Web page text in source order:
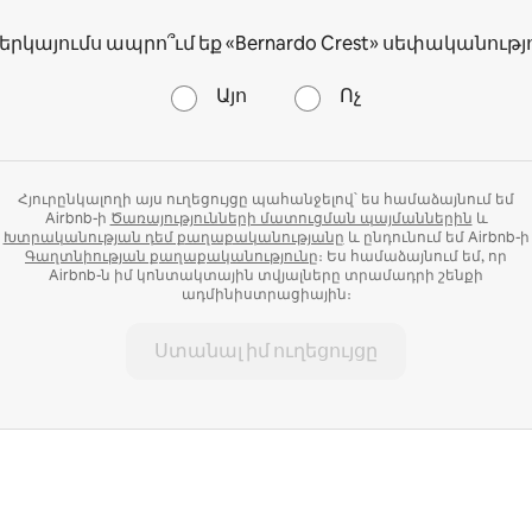
ապրո՞ւմ եք «Bernardo Crest»
Այո Ոչ
Հյուրընկալողի այս ուղեցույցը պահանջելով՝ ես համաձայնում եմ
Airbnb-ի Ծառայությունների մատուցման պայմաններին և
Խտրականության դեմ քաղաքականությանը և ընդունում եմ Airbnb-ի
Գաղտնիության քաղաքականությունը։ Ես համաձայնում եմ, որ
Airbnb-ն իմ կոնտակտային տվյալները տրամադրի շենքի
ադմինիստրացիային։
Ստանալ իմ ուղեցույցը